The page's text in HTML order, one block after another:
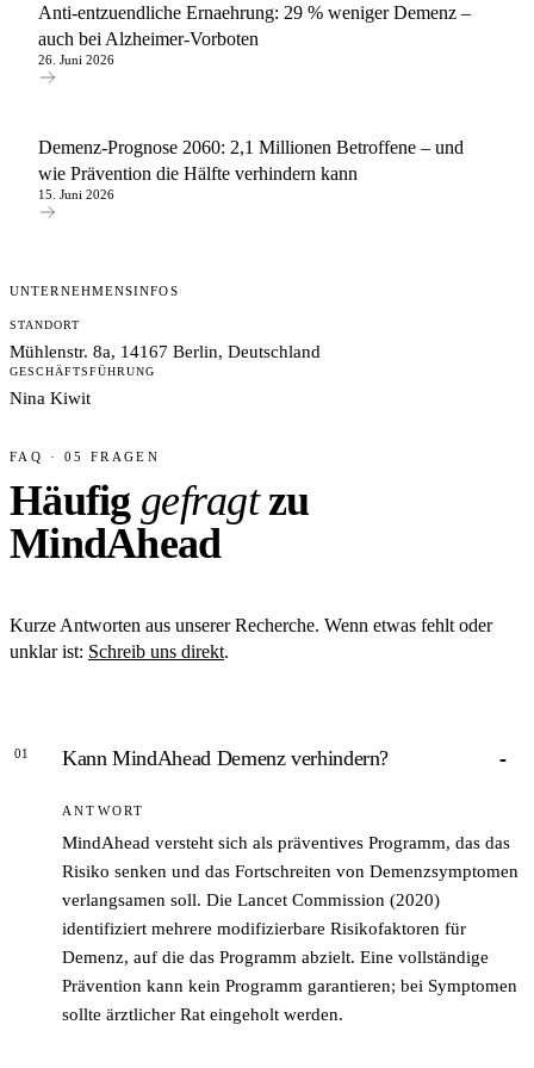
Anti-entzuendliche Ernaehrung: 29 % weniger Demenz –
auch bei Alzheimer-Vorboten
26. Juni 2026
Demenz-Prognose 2060: 2,1 Millionen Betroffene – und
wie Prävention die Hälfte verhindern kann
15. Juni 2026
UNTERNEHMENSINFOS
STANDORT
Mühlenstr. 8a, 14167 Berlin, Deutschland
GESCHÄFTSFÜHRUNG
Nina Kiwit
FAQ · 05 FRAGEN
Häufig gefragtzu
MindAhead
Kurze Antworten aus unserer Recherche. Wenn etwas fehlt oder
unklar ist: Schreib uns direkt.
01 Kann MindAhead Demenz verhindern?
ANTWORT
MindAhead versteht sich als präventives Programm, das das
Risiko senken und das Fortschreiten von Demenzsymptomen
verlangsamen soll. Die Lancet Commission (2020)
identifiziert mehrere modifizierbare Risikofaktoren für
Demenz, auf die das Programm abzielt. Eine vollständige
Prävention kann kein Programm garantieren; bei Symptomen
sollte ärztlicher Rat eingeholt werden.